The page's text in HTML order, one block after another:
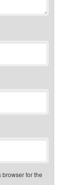
for the